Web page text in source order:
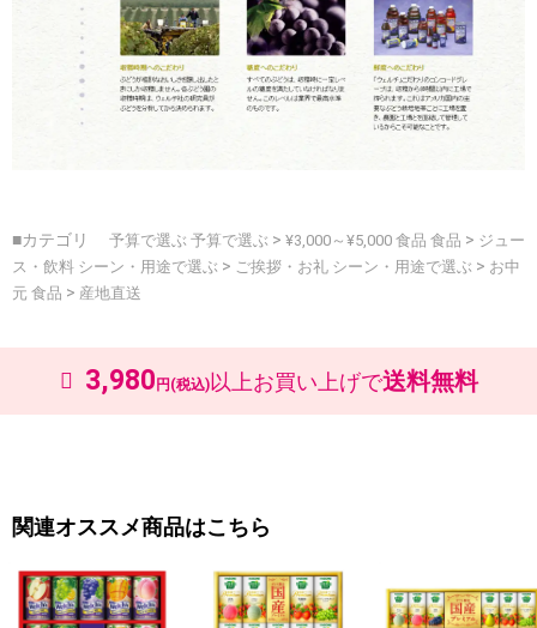
■カテゴリ 予算で選ぶ 予算で選ぶ > ¥3,000～¥5,000 食品 食品 > ジュー
ス・飲料 シーン・用途で選ぶ > ご挨拶・お礼 シーン・用途で選ぶ > お中
元 食品 > 産地直送
3,980 円(税込)以上お買い上げで送料無料
関連オススメ商品はこちら